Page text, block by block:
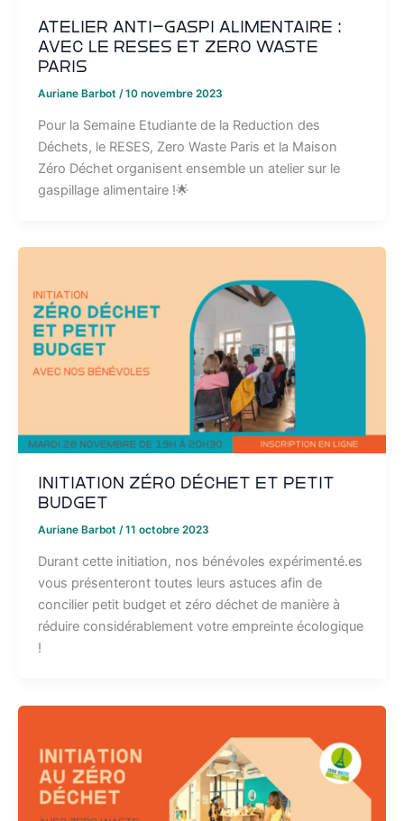
Atelier Anti-gaspi alimentaire :
avec le RESES et Zero Waste
Paris
Auriane Barbot /10 novembre 2023
Pour la Semaine Etudiante de la Reduction des
Déchets, le RESES, Zero Waste Paris et la Maison
Zéro Déchet organisent ensemble un atelier sur le
gaspillage alimentaire !🌟
Initiation zéro déchet et petit
budget
Auriane Barbot /11 octobre 2023
Durant cette initiation, nos bénévoles expérimenté.es
vous présenteront toutes leurs astuces afin de
concilier petit budget et zéro déchet de manière à
réduire considérablement votre empreinte écologique
!